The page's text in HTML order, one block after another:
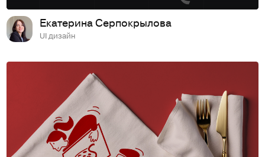
Екатерина Серпокрылова
UI дизайн